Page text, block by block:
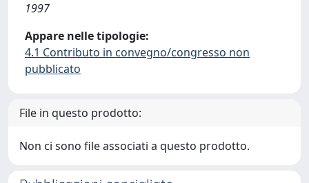
1997
Appare nelle tipologie:
4.1 Contributo in convegno/congresso non
pubblicato
File in questo prodotto:
Non ci sono file associati a questo prodotto.